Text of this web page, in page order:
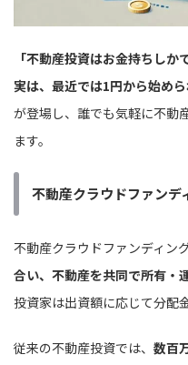
「不動産投資はお金持ちし
実は、最近では1円から始め
が登場し、誰でも気軽に不動
ます。
不動産クラウドファンデ
不動産クラウドファンディング
合い、不動産を共同で所有・
投資家は出資額に応じて分配
従来の不動産投資では、 数百